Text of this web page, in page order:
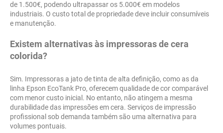
de 1.500€, podendo ultrapassar os 5.000€ em modelos
industriais. O custo total de propriedade deve incluir consumíveis
e manutenção.
Existem alternativas às impressoras de cera
colorida?
Sim. Impressoras a jato de tinta de alta definição, como as da
linha Epson EcoTank Pro, oferecem qualidade de cor comparável
com menor custo inicial. No entanto, não atingem a mesma
durabilidade das impressões em cera. Serviços de impressão
profissional sob demanda também são uma alternativa para
volumes pontuais.